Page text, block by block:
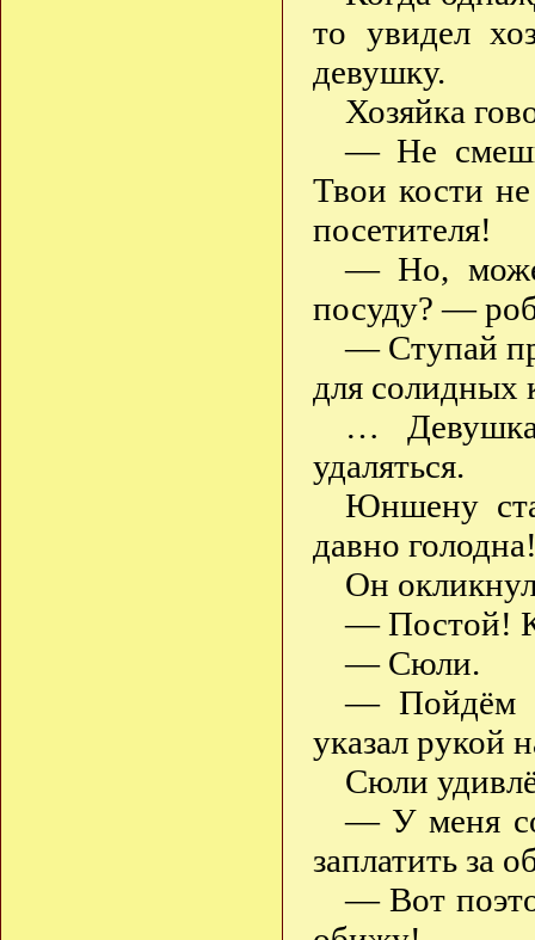
то увидел
девушку.
Хозяйка
— Не
Твои кости
посетителя!
— Но,
посуду? —
— Ступай
для солидных
… Девушка
удаляться.
Юншену
давно
Он
— Постой!
— Сюли.
— Пойдём
указал рукой
Сюли
— У меня
заплатить за
— Вот